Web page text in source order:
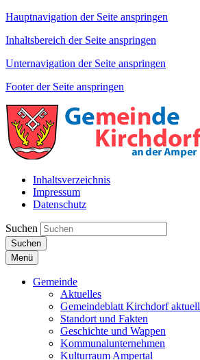
Hauptnavigation der Seite anspringen
Inhaltsbereich der Seite anspringen
Unternavigation der Seite anspringen
Footer der Seite anspringen
Inhaltsverzeichnis
Impressum
Datenschutz
Suchen
Suchen
Menü
Gemeinde
Aktuelles
Gemeindeblatt Kirchdorf aktuell
Standort und Fakten
Geschichte und Wappen
Kommunalunternehmen
Kulturraum Ampertal